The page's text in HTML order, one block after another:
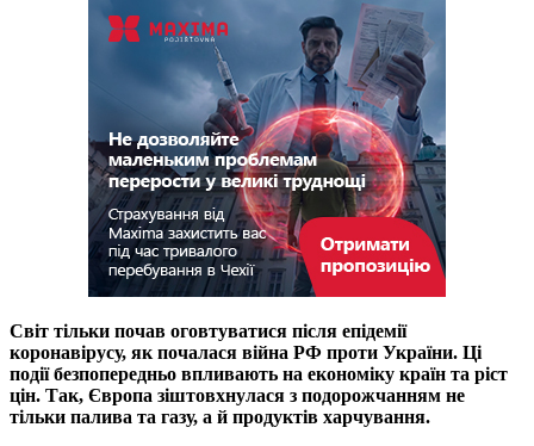
Світ тільки почав оговтуватися після епідемії
коронавірусу, як почалася війна РФ проти України. Ці
події безпопередньо впливають на економіку країн та ріст
цін. Так, Європа зіштовхнулася з подорожчанням не
тільки палива та газу, а й продуктів харчування.